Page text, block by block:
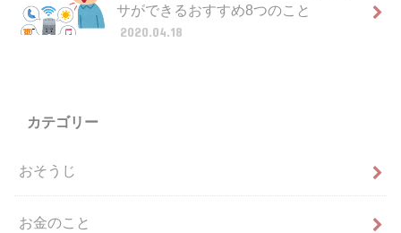
サができるおすすめ8つのこと
2020.04.18
カテゴリー
おそうじ
お金のこと